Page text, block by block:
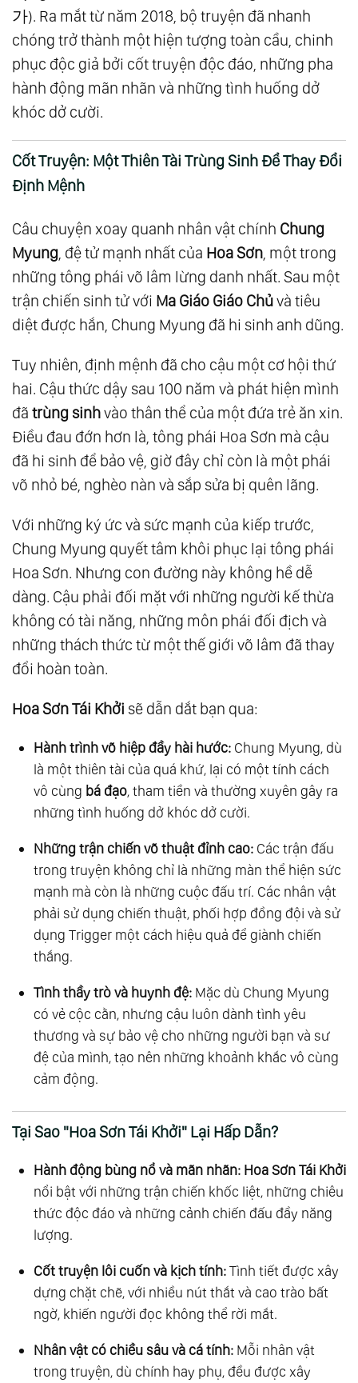
가). Ra mắt từ năm 2018, bộ truyện đã nhanh
chóng trở thành một hiện tượng toàn cầu, chinh
phục độc giả bởi cốt truyện độc đáo, những pha
hành động mãn nhãn và những tình huống dở
khóc dở cười.
Cốt Truyện: Một Thiên Tài Trùng Sinh Để Thay Đổi
Định Mệnh
Câu chuyện xoay quanh nhân vật chính Chung
Myung , đệ tử mạnh nhất của Hoa Sơn , một trong
những tông phái võ lâm lừng danh nhất. Sau một
trận chiến sinh tử với Ma Giáo Giáo Chủvà tiêu
diệt được hắn, Chung Myung đã hi sinh anh dũng.
Tuy nhiên, định mệnh đã cho cậu một cơ hội thứ
hai. Cậu thức dậy sau 100 năm và phát hiện mình
đã trùng sinhvào thân thể của một đứa trẻ ăn xin.
Điều đau đớn hơn là, tông phái Hoa Sơn mà cậu
đã hi sinh để bảo vệ, giờ đây chỉ còn là một phái
võ nhỏ bé, nghèo nàn và sắp sửa bị quên lãng.
Với những ký ức và sức mạnh của kiếp trước,
Chung Myung quyết tâm khôi phục lại tông phái
Hoa Sơn. Nhưng con đường này không hề dễ
dàng. Cậu phải đối mặt với những người kế thừa
không có tài năng, những môn phái đối địch và
những thách thức từ một thế giới võ lâm đã thay
đổi hoàn toàn.
Hoa Sơn Tái Khởi sẽ dẫn dắt bạn qua:
Hành trình võ hiệp đầy hài hước: Chung Myung, dù
là một thiên tài của quá khứ, lại có một tính cách
vô cùng bá đạo, tham tiền và thường xuyên gây ra
những tình huống dở khóc dở cười.
Những trận chiến võ thuật đỉnh cao: Các trận đấu
trong truyện không chỉ là những màn thể hiện sức
mạnh mà còn là những cuộc đấu trí. Các nhân vật
phải sử dụng chiến thuật, phối hợp đồng đội và sử
dụng Trigger một cách hiệu quả để giành chiến
thắng.
Tình thầy trò và huynh đệ: Mặc dù Chung Myung
có vẻ cộc cằn, nhưng cậu luôn dành tình yêu
thương và sự bảo vệ cho những người bạn và sư
đệ của mình, tạo nên những khoảnh khắc vô cùng
cảm động.
Tại Sao "Hoa Sơn Tái Khởi" Lại Hấp Dẫn?
Hành động bùng nổ và mãn nhãn: Hoa Sơn Tái Khởi
nổi bật với những trận chiến khốc liệt, những chiêu
thức độc đáo và những cảnh chiến đấu đầy năng
lượng.
Cốt truyện lôi cuốn và kịch tính:Tình tiết được xây
dựng chặt chẽ, với nhiều nút thắt và cao trào bất
ngờ, khiến người đọc không thể rời mắt.
Nhân vật có chiều sâu và cá tính: Mỗi nhân vật
trong truyện, dù chính hay phụ, đều được xây